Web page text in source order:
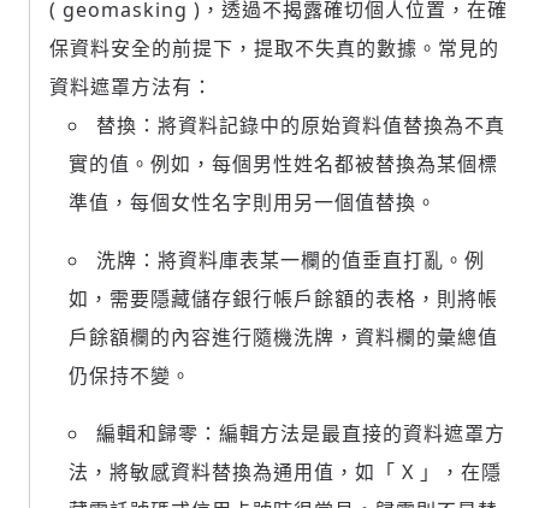
( geomasking )，透過不揭露確切個人位置，在確
保資料安全的前提下，提取不失真的數據。常見的
資料遮罩方法有：
替換：將資料記錄中的原始資料值替換為不真
實的值。例如，每個男性姓名都被替換為某個標
準值，每個女性名字則用另一個值替換。
洗牌：將資料庫表某一欄的值垂直打亂。例
如，需要隱藏儲存銀行帳戶餘額的表格，則將帳
戶餘額欄的內容進行隨機洗牌，資料欄的彙總值
仍保持不變。
編輯和歸零：編輯方法是最直接的資料遮罩方
法，將敏感資料替換為通用值，如「 X 」，在隱